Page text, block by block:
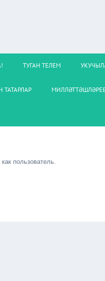
ТУГАН ТЕЛЕМ
ТАТАРЛАР
пользователь.